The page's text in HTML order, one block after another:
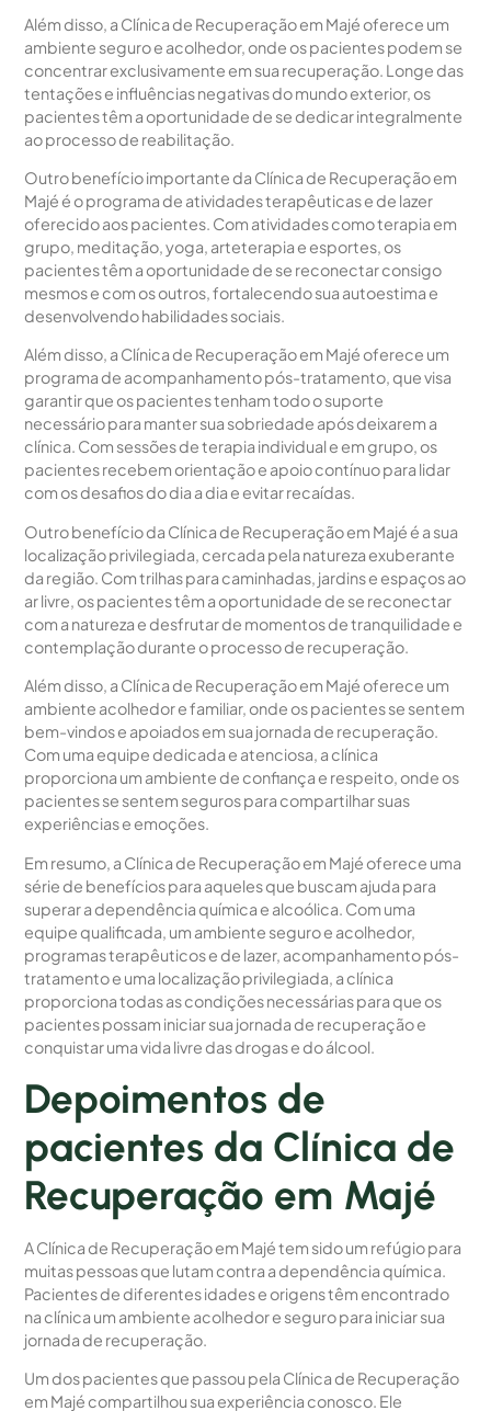
Além disso, a Clínica de Recuperação em Majé oferece um
ambiente seguro e acolhedor, onde os pacientes podem se
concentrar exclusivamente em sua recuperação. Longe das
tentações e influências negativas do mundo exterior, os
pacientes têm a oportunidade de se dedicar integralmente
ao processo de reabilitação.
Outro benefício importante da Clínica de Recuperação em
Majé é o programa de atividades terapêuticas e de lazer
oferecido aos pacientes. Com atividades como terapia em
grupo, meditação, yoga, arteterapia e esportes, os
pacientes têm a oportunidade de se reconectar consigo
mesmos e com os outros, fortalecendo sua autoestima e
desenvolvendo habilidades sociais.
Além disso, a Clínica de Recuperação em Majé oferece um
programa de acompanhamento pós-tratamento, que visa
garantir que os pacientes tenham todo o suporte
necessário para manter sua sobriedade após deixarem a
clínica. Com sessões de terapia individual e em grupo, os
pacientes recebem orientação e apoio contínuo para lidar
com os desafios do dia a dia e evitar recaídas.
Outro benefício da Clínica de Recuperação em Majé é a sua
localização privilegiada, cercada pela natureza exuberante
da região. Com trilhas para caminhadas, jardins e espaços ao
ar livre, os pacientes têm a oportunidade de se reconectar
com a natureza e desfrutar de momentos de tranquilidade e
contemplação durante o processo de recuperação.
Além disso, a Clínica de Recuperação em Majé oferece um
ambiente acolhedor e familiar, onde os pacientes se sentem
bem-vindos e apoiados em sua jornada de recuperação.
Com uma equipe dedicada e atenciosa, a clínica
proporciona um ambiente de confiança e respeito, onde os
pacientes se sentem seguros para compartilhar suas
experiências e emoções.
Em resumo, a Clínica de Recuperação em Majé oferece uma
série de benefícios para aqueles que buscam ajuda para
superar a dependência química e alcoólica. Com uma
equipe qualificada, um ambiente seguro e acolhedor,
programas terapêuticos e de lazer, acompanhamento pós-
tratamento e uma localização privilegiada, a clínica
proporciona todas as condições necessárias para que os
pacientes possam iniciar sua jornada de recuperação e
conquistar uma vida livre das drogas e do álcool.
Depoimentos de
pacientes da Clínica de
Recuperação em Majé
A Clínica de Recuperação em Majé tem sido um refúgio para
muitas pessoas que lutam contra a dependência química.
Pacientes de diferentes idades e origens têm encontrado
na clínica um ambiente acolhedor e seguro para iniciar sua
jornada de recuperação.
Um dos pacientes que passou pela Clínica de Recuperação
em Majé compartilhou sua experiência conosco. Ele